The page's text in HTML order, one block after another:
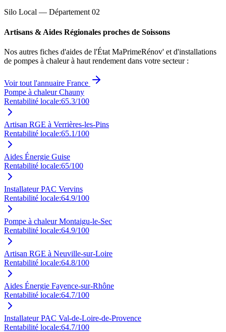
Silo Local — Département 02
Artisans & Aides Régionales proches de Soissons
Nos autres fiches d'aides de l'État MaPrimeRénov' et d'installations
de pompes à chaleur à haut rendement dans votre secteur :
Voir tout l'annuaire France
Pompe à chaleur Chauny
Rentabilité locale:65.3/100
Artisan RGE à Verrières-les-Pins
Rentabilité locale:65.1/100
Aides Énergie Guise
Rentabilité locale:65/100
Installateur PAC Vervins
Rentabilité locale:64.9/100
Pompe à chaleur Montaigu-le-Sec
Rentabilité locale:64.9/100
Artisan RGE à Neuville-sur-Loire
Rentabilité locale:64.8/100
Aides Énergie Fayence-sur-Rhône
Rentabilité locale:64.7/100
Installateur PAC Val-de-Loire-de-Provence
Rentabilité locale:64.7/100